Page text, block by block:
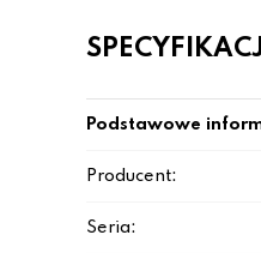
Podstawowe
Producent:
Seria: